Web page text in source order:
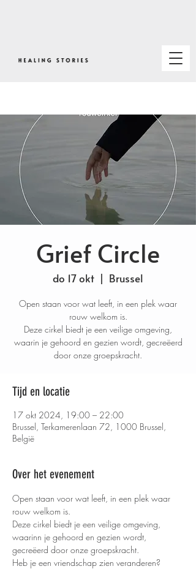
Grief Circle
do 17 okt
  |
Brussel
Open staan voor wat leeft, in een plek waar
rouw welkom is.
Deze cirkel biedt je een veilige omgeving,
waarin je gehoord en gezien wordt, gecreëerd
door onze groepskracht.
Tijd en locatie
17 okt 2024, 19:00 – 22:00
Brussel, Terkamerenlaan 72, 1000 Brussel,
België
Over het evenement
Open staan voor wat leeft, in een plek waar
rouw welkom is.
Deze cirkel biedt je een veilige omgeving,
waarinn je gehoord en gezien wordt,
gecreëerd door onze groepskracht.
Heb je een vriendschap zien veranderen?